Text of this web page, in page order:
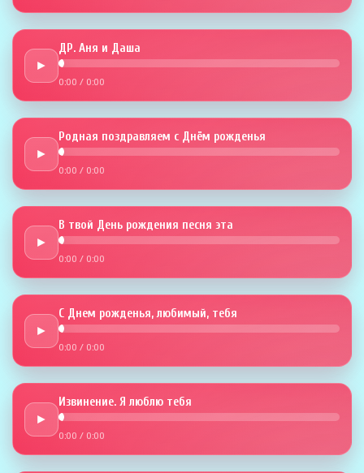
►
ДР. Аня и Даша
0:00 / 0:00
►
Родная поздравляем с Днём рожденья
0:00 / 0:00
►
В твой День рождения песня эта
0:00 / 0:00
►
С Днем рожденья, любимый, тебя
0:00 / 0:00
►
Извинение. Я люблю тебя
0:00 / 0:00